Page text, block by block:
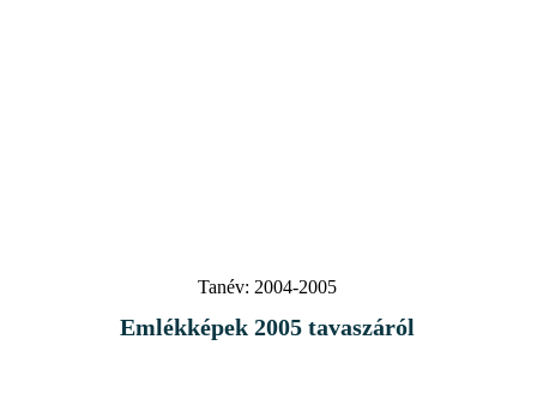
Tanév: 2004-2005
Emlékképek 2005 tavaszáról